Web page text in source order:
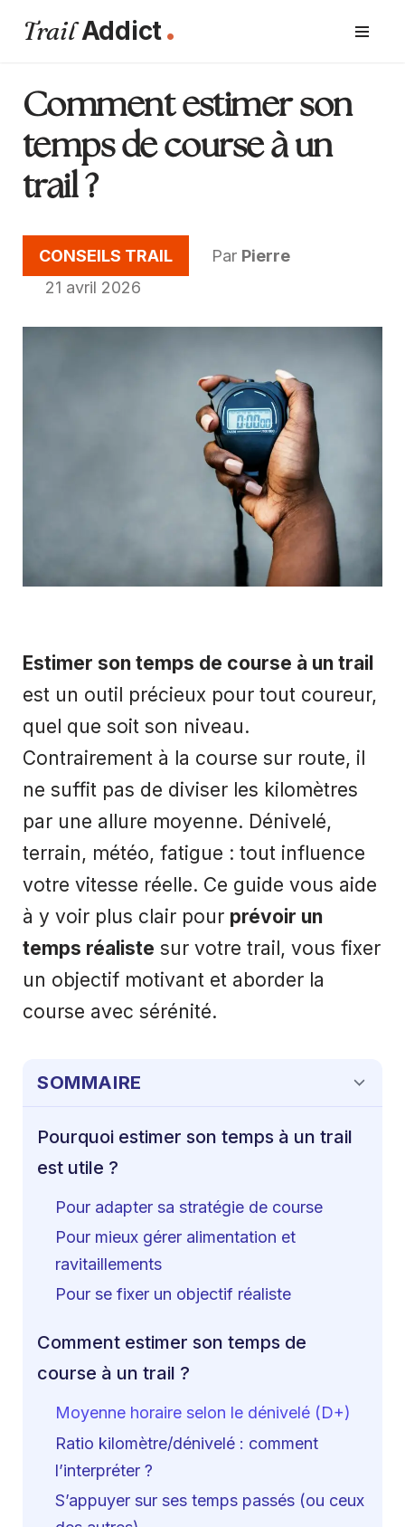
contenu
TrailAddict.
Comment estimer son
temps de course à un
trail ?
CONSEILS TRAIL Par Pierre
21 avril 2026
Estimer son temps de course à un trail
est un outil précieux pour tout coureur,
quel que soit son niveau.
Contrairement à la course sur route, il
ne suffit pas de diviser les kilomètres
par une allure moyenne. Dénivelé,
terrain, météo, fatigue : tout influence
votre vitesse réelle. Ce guide vous aide
à y voir plus clair pour prévoir un
temps réaliste sur votre trail, vous fixer
un objectif motivant et aborder la
course avec sérénité.
SOMMAIRE
Pourquoi estimer son temps à un trail
est utile ?
Pour adapter sa stratégie de course
Pour mieux gérer alimentation et
ravitaillements
Pour se fixer un objectif réaliste
Comment estimer son temps de
course à un trail ?
Moyenne horaire selon le dénivelé (D+)
Ratio kilomètre/dénivelé : comment
l’interpréter ?
S’appuyer sur ses temps passés (ou ceux